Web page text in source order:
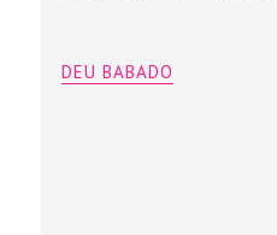
DEU BABADO